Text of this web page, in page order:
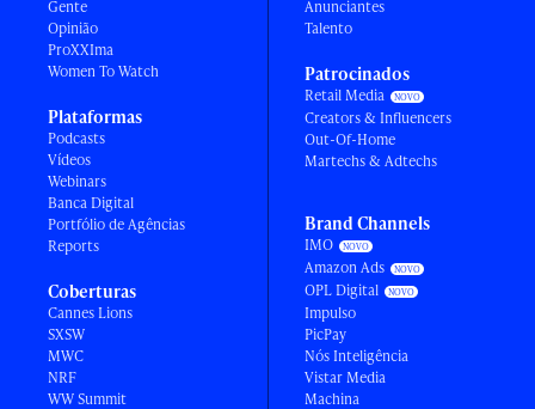
Gente
Opinião
ProXXIma
Women To Watch
Plataformas
Podcasts
Vídeos
Webinars
Banca Digital
Portfólio de Agências
Reports
Coberturas
Cannes Lions
SXSW
MWC
NRF
WW Summit
Anunciantes
Talento
Patrocinados
Retail Media
Creators & Influencers
Out-Of-Home
Martechs & Adtechs
Brand Channels
IMO
Amazon Ads
OPL Digital
Impulso
PicPay
Nós Inteligência
Vistar Media
Machina